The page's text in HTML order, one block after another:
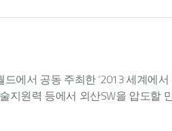
에서 공동 주최한 ‘2013 세계에
지원력 등에서 외산SW을 압도할